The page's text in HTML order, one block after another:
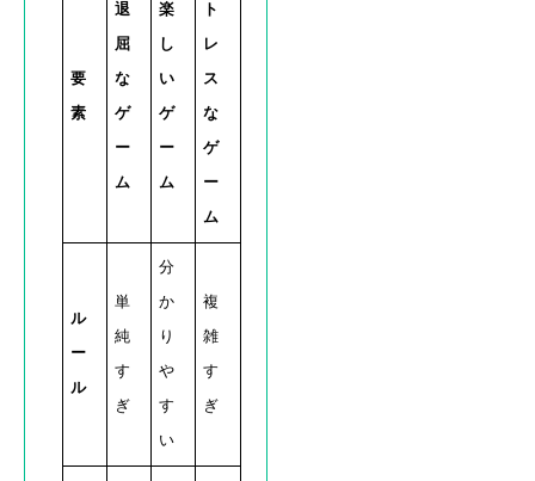
要
素
退
屈
な
ゲ
ー
ム
楽
し
い
ゲ
ー
ム
ト
レ
ス
な
ゲ
ー
ム
ル
ー
ル
単
純
す
ぎ
分
か
り
や
す
い
複
雑
す
ぎ